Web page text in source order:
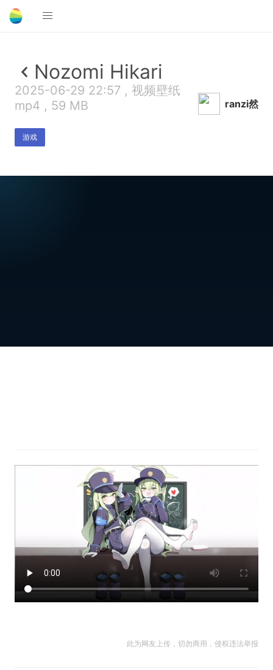
Nozomi Hikari
2025-06-29 22:57 , 视频壁纸
mp4 , 59 MB
游戏
ranzi然
此为网友上传，切勿商用，侵权违法举报